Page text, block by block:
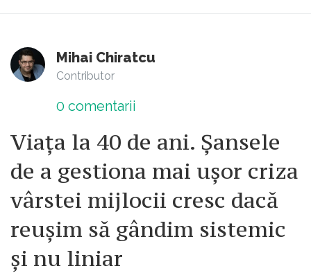
Mihai Chiratcu
Contributor
0 comentarii
Viața la 40 de ani. Șansele
de a gestiona mai ușor criza
vârstei mijlocii cresc dacă
reușim să gândim sistemic
și nu liniar